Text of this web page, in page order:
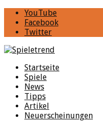
YouTube
Facebook
Twitter
Startseite
Spiele
News
Tipps
Artikel
Neuerscheinungen